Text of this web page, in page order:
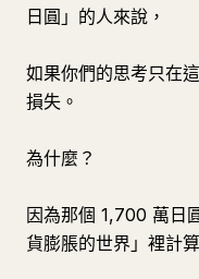
日圓」的人來說，
如果你們的思考只在
損失。
為什麼？
因為那個 1,700 萬日
貨膨脹的世界」裡計